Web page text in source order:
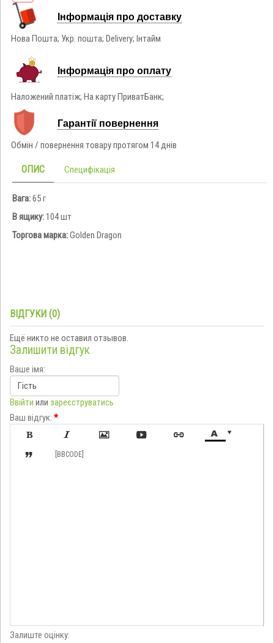
Інформація про доставку
Нова Пошта; Укр. пошта; Delivery; Інтайм
Інформація про оплату
Наложений платіж; На карту ПриватБанк;
Гарантії повернення
Обмін / повернення товару протягом 14 днів
ОПИС Специфікація
Вага:65 г
В ящику:104 шт
Торгова марка:Golden Dragon
ВІДГУКИ (0)
Ещё никто не оставил отзывов.
Залишити відгук
Ваше імя:
Ввійти или зареєструватись
Ваш відгук: *

     
 [BBCODE]
Залиште оцінку: